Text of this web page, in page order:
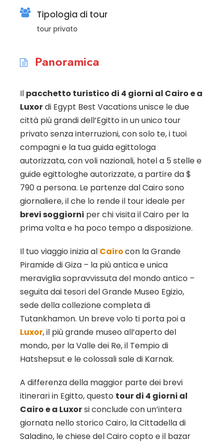
Tipologia di tour
tour privato
Panoramica
Il pacchetto turistico di 4 giorni al Cairo e a
Luxordi Egypt Best Vacations unisce le due
città più grandi dell’Egitto in un unico tour
privato senza interruzioni, con solo te, i tuoi
compagni e la tua guida egittologa
autorizzata, con voli nazionali, hotel a 5 stelle e
guide egittologhe autorizzate, a partire da $
790 a persona. Le partenze dal Cairo sono
giornaliere, il che lo rende il tour ideale per
brevi soggiorni per chi visita il Cairo per la
prima volta e ha poco tempo a disposizione.
Il tuo viaggio inizia al Cairocon la Grande
Piramide di Giza – la più antica e unica
meraviglia sopravvissuta del mondo antico –
seguita dai tesori del Grande Museo Egizio,
sede della collezione completa di
Tutankhamon. Un breve volo ti porta poi a
Luxor, il più grande museo all’aperto del
mondo, per la Valle dei Re, il Tempio di
Hatshepsut e le colossali sale di Karnak.
A differenza della maggior parte dei brevi
itinerari in Egitto, questo tour di 4 giorni al
Cairo e a Luxorsi conclude con un’intera
giornata nello storico Cairo, la Cittadella di
Saladino, le chiese del Cairo copto e il bazar